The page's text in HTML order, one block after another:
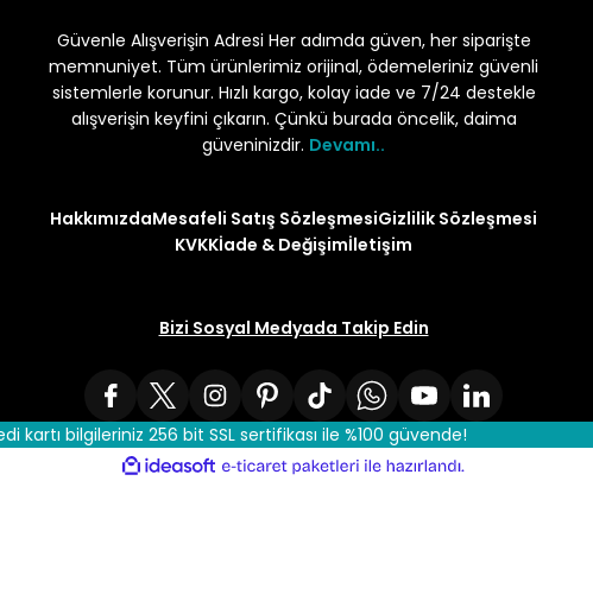
Güvenle Alışverişin Adresi Her adımda güven, her siparişte
memnuniyet. Tüm ürünlerimiz orijinal, ödemeleriniz güvenli
sistemlerle korunur. Hızlı kargo, kolay iade ve 7/24 destekle
alışverişin keyfini çıkarın. Çünkü burada öncelik, daima
güveninizdir. Devamı..
HakkımızdaMesafeli Satış SözleşmesiGizlilik Sözleşmesi
KVKKİade & Değişimİletişim
Bizi Sosyal Medyada Takip Edin
kartı bilgileriniz 256 bit SSL sertifikası ile %100 güvende!
ideasoft
e-